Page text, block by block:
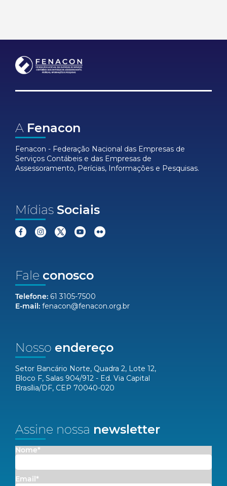
A Fenacon
Fenacon - Federação Nacional das Empresas de
Serviços Contábeis e das Empresas de
Assessoramento, Perícias, Informações e Pesquisas.
Mídias Sociais
Fale conosco
Telefone: 61 3105-7500
E-mail: fenacon@fenacon.org.br
Nosso endereço
Setor Bancário Norte, Quadra 2, Lote 12,
Bloco F, Salas 904/912 - Ed. Via Capital
Brasília/DF, CEP 70040-020
Assine nossa newsletter
Nome*
Email*